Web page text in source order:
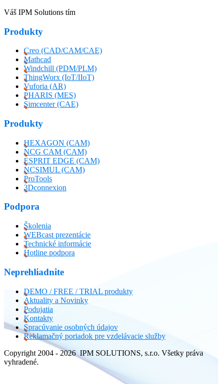
Váš IPM Solutions tím
Produkty
Creo (CAD/CAM/CAE)
Mathcad
Windchill (PDM/PLM)
ThingWorx (IoT/IIoT)
Vuforia (AR)
PHARIS (MES)
Simcenter (CAE)
Produkty
HEXAGON (CAM)
NCG CAM (CAM)
ESPRIT EDGE (CAM)
NCSIMUL (CAM)
ProTools
3Dconnexion
Podpora
Školenia
WEBcast prezentácie
Technické informácie
Hotline podpora
Neprehliadnite
DEMO / FREE / TRIAL produkty
Aktuality a Novinky
Podujatia
Kontakty
Spracúvanie osobných údajov
Reklamačný poriadok pre vzdelávacie služby
Copyright 2004 - 2026 IPM SOLUTIONS, s.r.o. Všetky práva
vyhradené.